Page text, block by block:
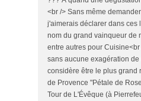
<br /> Sans même
j'aimerais déclarer dans ces
nom du grand vainqueur de
entre autres pour
sans aucune exagération
considère être le plus grand
de Provence "Pétale de
Tour de L'Évêque (à